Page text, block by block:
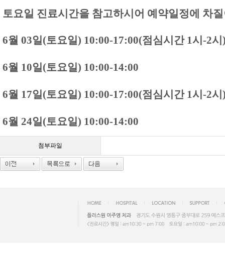
토요일 진료시간을 참고하시어 예약일정에 차
6월 03일(토요일) 10:00-17:00(점심시간 1시-2시
6월 10일(토요일) 10:00-14:00
6월 17일(토요일) 10:00-17:00(점심시간 1시-2시
6월 24일(토요일) 10:00-14:00
첨부파일